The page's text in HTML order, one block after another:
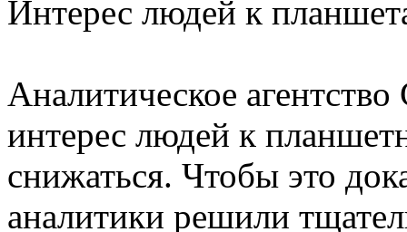
Интерес людей к
Аналитическое
интерес людей к
снижаться. Чтобы это
аналитики решили